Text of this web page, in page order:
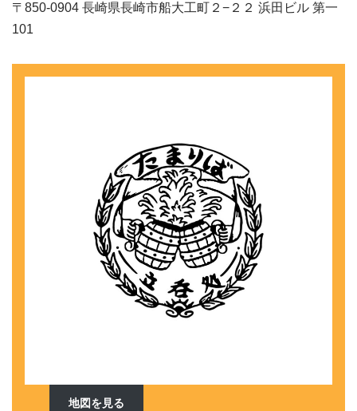
〒850-0904 長崎県長崎市船大工町２−２２ 浜田ビル 第一
101
地図を見る